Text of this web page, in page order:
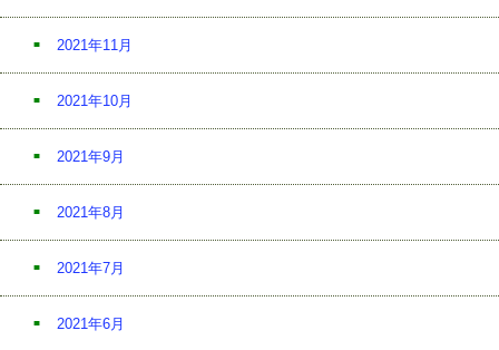
2021年11月
2021年10月
2021年9月
2021年8月
2021年7月
2021年6月